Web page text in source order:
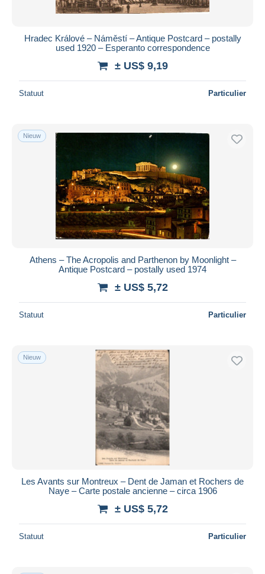
Hradec Králové – Náměstí – Antique Postcard – postally
used 1920 – Esperanto correspondence
± US$ 9,19
Statuut Particulier
Nieuw
Athens – The Acropolis and Parthenon by Moonlight –
Antique Postcard – postally used 1974
± US$ 5,72
Statuut Particulier
Nieuw
Les Avants sur Montreux – Dent de Jaman et Rochers de
Naye – Carte postale ancienne – circa 1906
± US$ 5,72
Statuut Particulier